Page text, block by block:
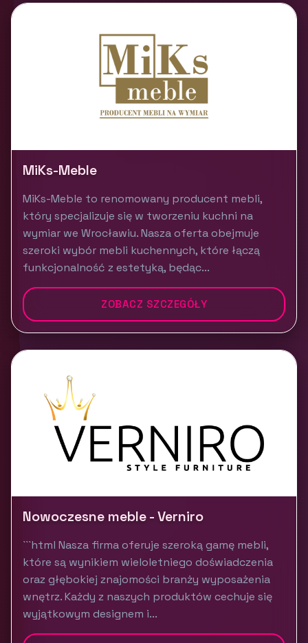
MiKs-Meble
MiKs-Meble to renomowany producent mebli,
który specjalizuje się w tworzeniu kuchni na
wymiar we Wrocławiu. Nasza oferta obejmuje
szeroki wybór mebli kuchennych, które łączą
funkcjonalność z estetyką, będąc...
ZOBACZ SZCZEGÓŁY
Nowoczesne meble - Verniro
```html Nasza firma oferuje szeroką gamę mebli,
które są wynikiem wieloletniego doświadczenia
oraz głębokiej znajomości branży wyposażenia
wnętrz. Każdy z naszych produktów cechuje się
wyjątkowym designem i...